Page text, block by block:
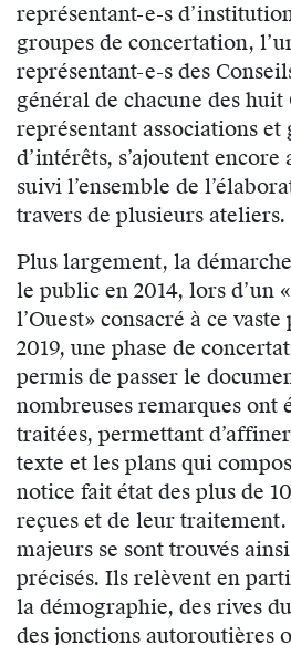
représentant-e-s
groupes de concertation,
représentant-e-s des
général de chacune des huit
représentant associations et
d’intérêts, s’ajoutent
suivi l’ensemble de
travers de plusieurs ateliers.
Plus largement, la
le public en 2014, lors d’un
l’Ouest» consacré à ce
2019, une phase de
permis de passer le
nombreuses remarques ont
traitées, permettant
texte et les plans qui
notice fait état des plus de
reçues et de leur
majeurs se sont trouvés
précisés. Ils relèvent en
la démographie, des rives
des jonctions autoroutières